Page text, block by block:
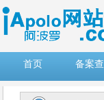
首页
备案